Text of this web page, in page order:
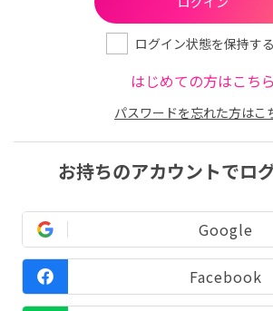
ログイン状態を保持する
はじめての方はこちら
パスワードを忘れた方はこ
お持ちのアカウントでロ
Google
Facebook